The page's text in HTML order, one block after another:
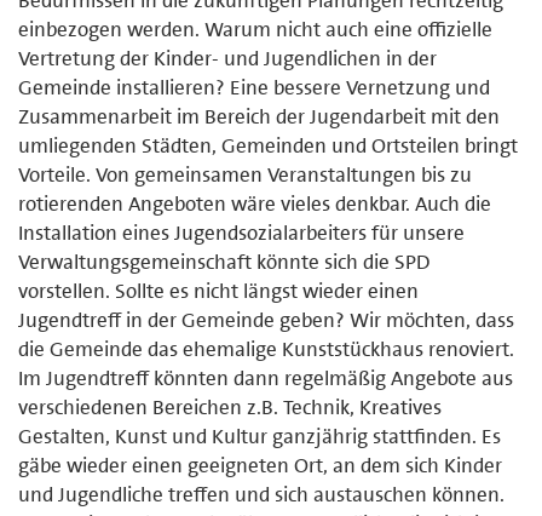
einbezogen werden. Warum nicht auch eine offizielle
Vertretung der Kinder- und Jugendlichen in der
Gemeinde installieren? Eine bessere Vernetzung und
Zusammenarbeit im Bereich der Jugendarbeit mit den
umliegenden Städten, Gemeinden und Ortsteilen bringt
Vorteile. Von gemeinsamen Veranstaltungen bis zu
rotierenden Angeboten wäre vieles denkbar. Auch die
Installation eines Jugendsozialarbeiters für unsere
Verwaltungsgemeinschaft könnte sich die SPD
vorstellen. Sollte es nicht längst wieder einen
Jugendtreff in der Gemeinde geben? Wir möchten, dass
die Gemeinde das ehemalige Kunststückhaus renoviert.
Im Jugendtreff könnten dann regelmäßig Angebote aus
verschiedenen Bereichen z.B. Technik, Kreatives
Gestalten, Kunst und Kultur ganzjährig stattfinden. Es
gäbe wieder einen geeigneten Ort, an dem sich Kinder
und Jugendliche treffen und sich austauschen können.